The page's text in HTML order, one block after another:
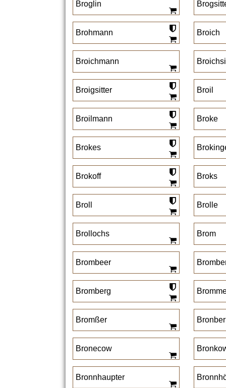
Broglin
Brohmann Broich
Broichmann
Broigsitter Broil
Broilmann Broke
Brokes
Brokoff Broks
Broll Brolle
Brollochs Brom
Brombeer
Bromberg
Bromßer Bronber
Bronecow
Bronnhaupter